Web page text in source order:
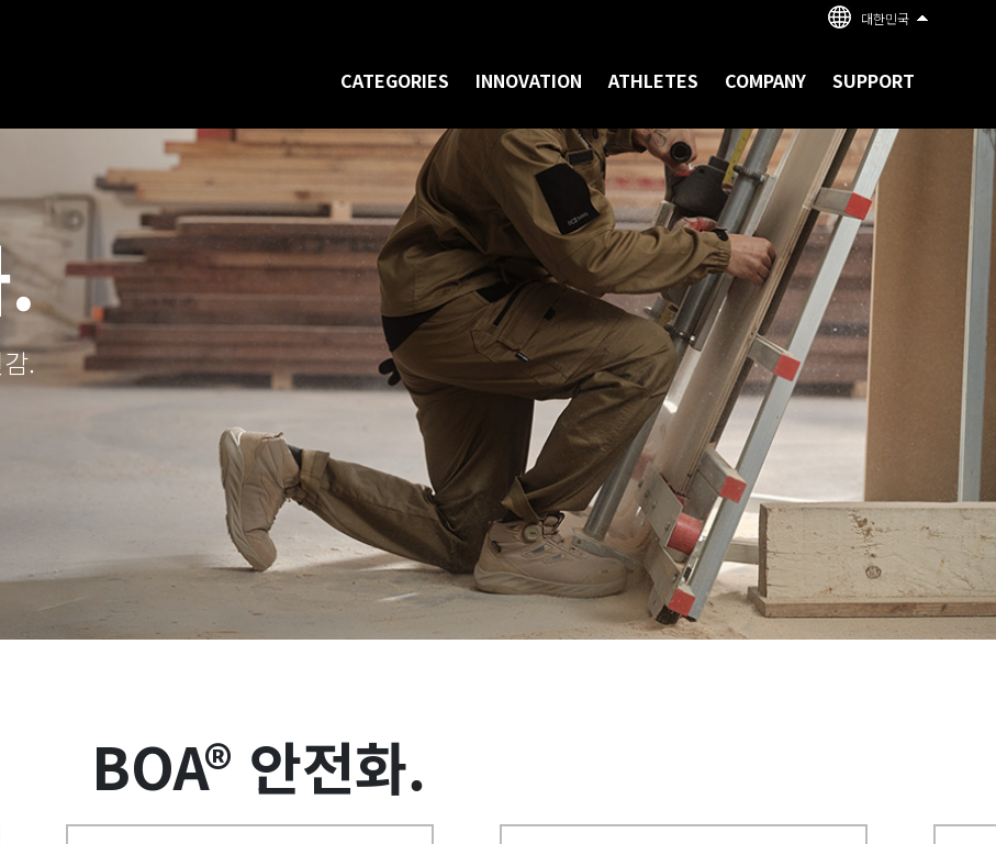
대한민국
CATEGORIES INNOVATION ATHLETES COMPANY SUPPORT
.
BOA® 안전화.